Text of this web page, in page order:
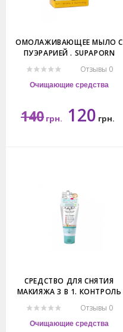
ОМОЛАЖИВАЮЩЕЕ МЫЛО С
ПУЭРАРИЕЙ . SUPAPORN
SOAP.
Отзывы 0
Очищающие средства
140 грн. 120 грн.
СРЕДСТВО ДЛЯ СНЯТИЯ
МАКИЯЖА 3 В 1. КОНТРОЛЬ
DOLL MAKE UP REMOVER.
Отзывы 0
Очищающие средства